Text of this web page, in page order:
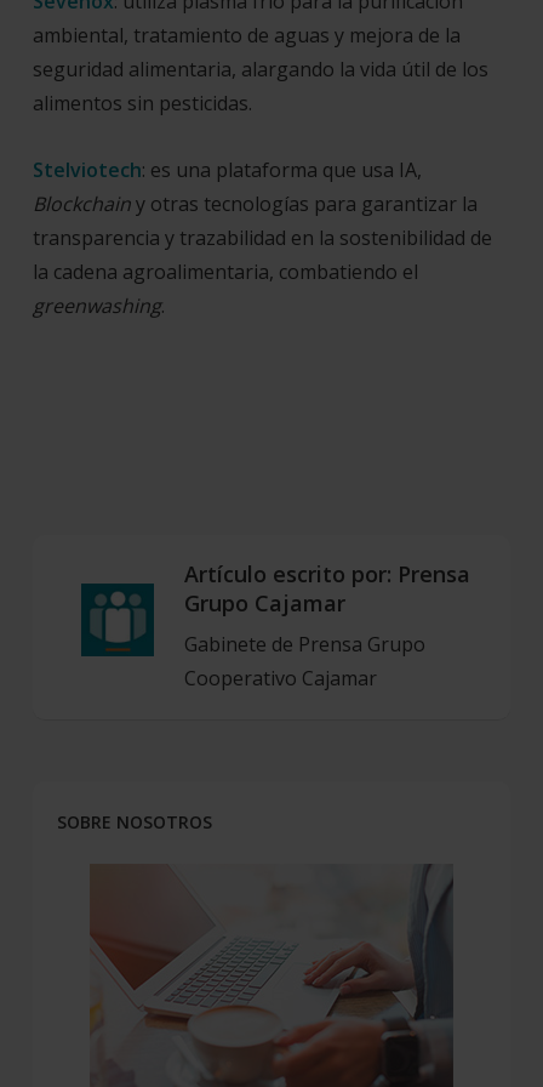
ambiental, tratamiento de aguas y mejora de la
seguridad alimentaria, alargando la vida útil de los
alimentos sin pesticidas.
Stelviotech: es una plataforma que usa IA,
Blockchainy otras tecnologías para garantizar la
transparencia y trazabilidad en la sostenibilidad de
la cadena agroalimentaria, combatiendo el
greenwashing.
Artículo escrito por: Prensa
Grupo Cajamar
Gabinete de Prensa Grupo
Cooperativo Cajamar
SOBRE NOSOTROS